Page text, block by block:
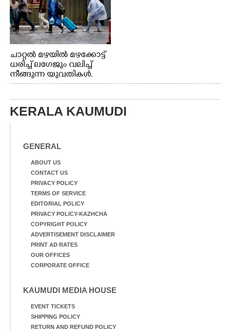
ചാറ്റൽ മഴയിൽ മഴക്കോട്ട്
ധരിച്ച് ലഗേജും വലിച്ച്
നീങ്ങുന്ന യുവതികൾ.
എറണാകുളം മേനകയിൽ
KERALA KAUMUDI
GENERAL
ABOUT US
CONTACT US
PRIVACY POLICY
TERMS OF SERVICE
EDITORIAL POLICY
PRIVACY POLICY-KAZHCHA
COPYRIGHT POLICY
ADVERTISEMENT DISCLAIMER
PRINT AD RATES
OUR OFFICES
CORPORATE OFFICE
KAUMUDI MEDIA HOUSE
EVENT TICKETS
SHIPPING POLICY
RETURN AND REFUND POLICY